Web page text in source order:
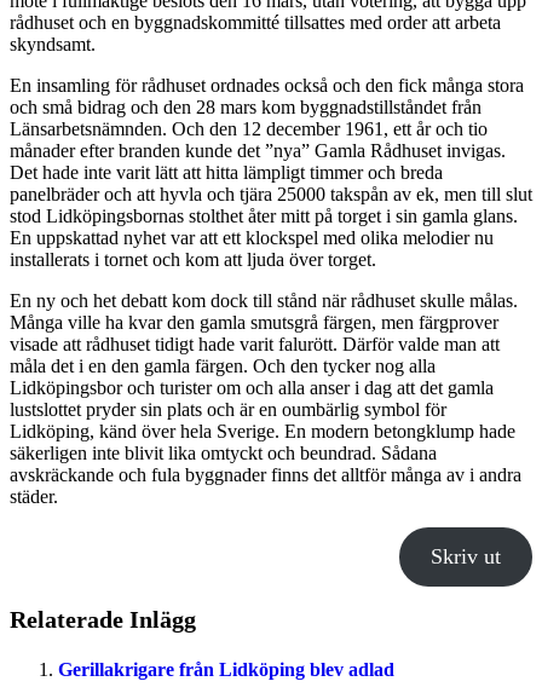
rådhuset och en byggnadskommitté tillsattes med order att arbeta
skyndsamt.
En insamling för rådhuset ordnades också och den fick många stora
och små bidrag och den 28 mars kom byggnadstillståndet från
Länsarbetsnämnden. Och den 12 december 1961, ett år och tio
månader efter branden kunde det ”nya” Gamla Rådhuset invigas.
Det hade inte varit lätt att hitta lämpligt timmer och breda
panelbräder och att hyvla och tjära 25000 takspån av ek, men till slut
stod Lidköpingsbornas stolthet åter mitt på torget i sin gamla glans.
En uppskattad nyhet var att ett klockspel med olika melodier nu
installerats i tornet och kom att ljuda över torget.
En ny och het debatt kom dock till stånd när rådhuset skulle målas.
Många ville ha kvar den gamla smutsgrå färgen, men färgprover
visade att rådhuset tidigt hade varit falurött. Därför valde man att
måla det i en den gamla färgen. Och den tycker nog alla
Lidköpingsbor och turister om och alla anser i dag att det gamla
lustslottet pryder sin plats och är en oumbärlig symbol för
Lidköping, känd över hela Sverige. En modern betongklump hade
säkerligen inte blivit lika omtyckt och beundrad. Sådana
avskräckande och fula byggnader finns det alltför många av i andra
städer.
Skriv ut
Relaterade Inlägg
Gerillakrigare från Lidköping blev adlad